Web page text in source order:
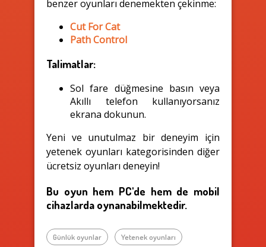
benzer oyunları denemekten çekinme:
Cut For Cat
Path Control
Talimatlar:
Sol fare düğmesine basın veya
Akıllı telefon kullanıyorsanız
ekrana dokunun.
Yeni ve unutulmaz bir deneyim için
yetenek oyunları kategorisinden diğer
ücretsiz oyunları deneyin!
Bu oyun hem PC'de hem de mobil
cihazlarda oynanabilmektedir.
Günlük oyunlar Yetenek oyunları